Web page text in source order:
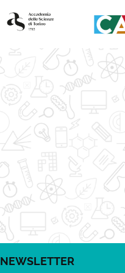
NEWSLETTER